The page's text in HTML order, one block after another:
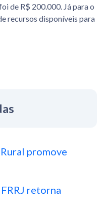
de R$ 200.000. Já para o
recursos disponíveis para
promove
retorna